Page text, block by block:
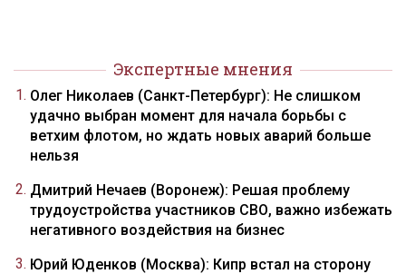
Экспертные мнения
Олег Николаев (Санкт-Петербург): Не слишком
удачно выбран момент для начала борьбы с
ветхим флотом, но ждать новых аварий больше
нельзя
Дмитрий Нечаев (Воронеж): Решая проблему
трудоустройства участников СВО, важно избежать
негативного воздействия на бизнес
Юрий Юденков (Москва): Кипр встал на сторону